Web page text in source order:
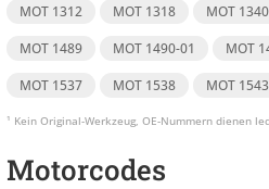
MOT 1312
MOT 1318 MOT 1340
MOT 1489
MOT 1490-01 MOT
MOT 1537
MOT 1538 MOT 1543
Motorcodes